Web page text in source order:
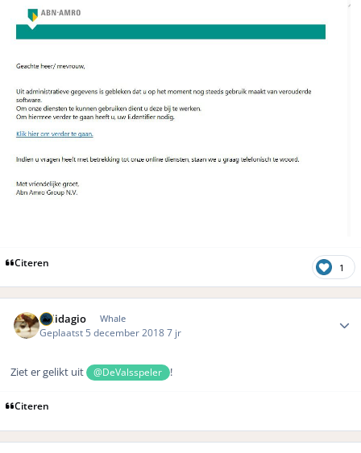
Citeren 1
Solidagio Whale
Geplaatst 5 december 20187 jr
Ziet er gelikt uit @DeValsspeler !
Citeren